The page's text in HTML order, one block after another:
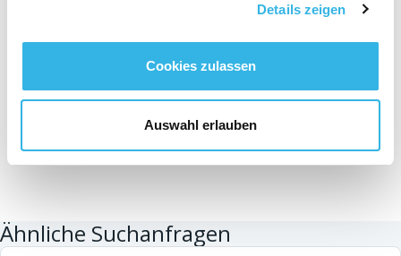
Details zeigen
Cookies zulassen
Auswahl erlauben
Ähnliche Suchanfragen